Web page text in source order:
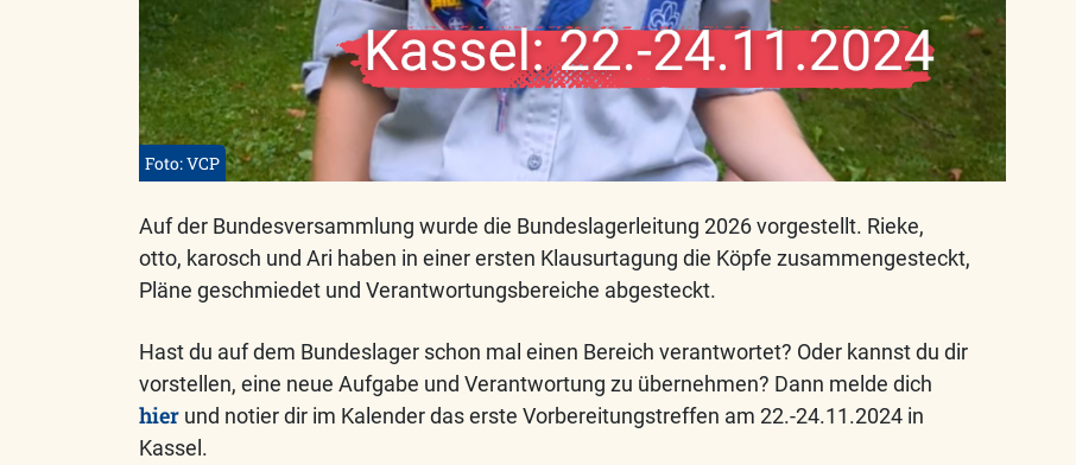
Foto: VCP
Auf der Bundesversammlung wurde die Bundeslagerleitung 2026 vorgestellt. Rieke,
otto, karosch und Ari haben in einer ersten Klausurtagung die Köpfe zusammengesteckt,
Pläne geschmiedet und Verantwortungsbereiche abgesteckt.
Hastdu auf dem Bundeslager schon mal einen Bereich verantwortet? Oder kannst du dir
vorstellen, eine neue Aufgabe und Verantwortung zu übernehmen? Dann melde dich
hier und notier dir im Kalender das erste Vorbereitungstreffen am 22.-24.11.2024 in
Kassel.